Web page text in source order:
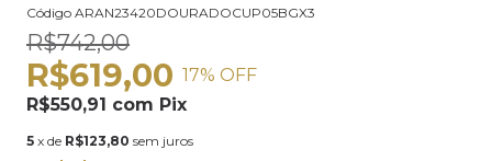
Código ARAN23420DOURADOCUP05BGX3
R$742,00
R$619,00 17% OFF
R$550,91 com Pix
5 x de R$123,80 sem juros